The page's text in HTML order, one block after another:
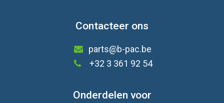
Contacteer ons
parts@b-pac.be
+32 3 361 92 54
Onderdelen voor